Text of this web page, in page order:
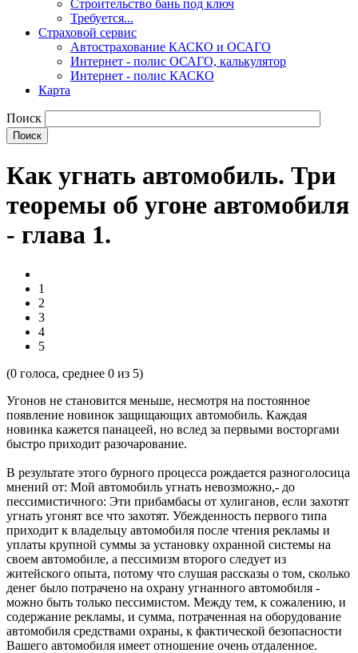
Строительство бань под ключ
Требуется...
Страховой сервис
Автострахование КАСКО и ОСАГО
Интернет - полис ОСАГО, калькулятор
Интернет - полис КАСКО
Карта
Поиск
Как угнать автомобиль. Три
теоремы об угоне автомобиля
- глава 1.
1
2
3
4
5
(0 голоса, среднее 0 из 5)
Угонов не становится меньше, несмотря на постоянное
появление новинок защищающих автомобиль. Каждая
новинка кажется панацеей, но вслед за первыми восторгами
быстро приходит разочарование.
В результате этого бурного процесса рождается разноголосица
мнений от: Мой автомобиль угнать невозможно,- до
пессимистичного: Эти прибамбасы от хулиганов, если захотят
угнать угонят все что захотят. Убежденность первого типа
приходит к владельцу автомобиля после чтения рекламы и
уплаты крупной суммы за установку охранной системы на
своем автомобиле, а пессимизм второго следует из
житейского опыта, потому что слушая рассказы о том, сколько
денег было потрачено на охрану угнанного автомобиля -
можно быть только пессимистом. Между тем, к сожалению, и
содержание рекламы, и сумма, потраченная на оборудование
автомобиля средствами охраны, к фактической безопасности
Вашего автомобиля имеет отношение очень отдаленное.